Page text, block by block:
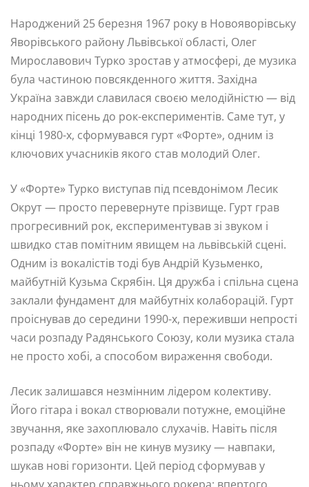
Народжений 25 березня 1967 року в Новояворівську
Яворівського району Львівської області, Олег
Мирославович Турко зростав у атмосфері, де музика
була частиною повсякденного життя. Західна
Україна завжди славилася своєю мелодійністю — від
народних пісень до рок-експериментів. Саме тут, у
кінці 1980-х, сформувався гурт «Форте», одним із
ключових учасників якого став молодий Олег.
У «Форте» Турко виступав під псевдонімом Лесик
Окрут — просто перевернуте прізвище. Гурт грав
прогресивний рок, експериментував зі звуком і
швидко став помітним явищем на львівській сцені.
Одним із вокалістів тоді був Андрій Кузьменко,
майбутній Кузьма Скрябін. Ця дружба і спільна сцена
заклали фундамент для майбутніх колаборацій. Гурт
проіснував до середини 1990-х, переживши непрості
часи розпаду Радянського Союзу, коли музика стала
не просто хобі, а способом вираження свободи.
Лесик залишався незмінним лідером колективу.
Його гітара і вокал створювали потужне, емоційне
звучання, яке захоплювало слухачів. Навіть після
розпаду «Форте» він не кинув музику — навпаки,
шукав нові горизонти. Цей період сформував у